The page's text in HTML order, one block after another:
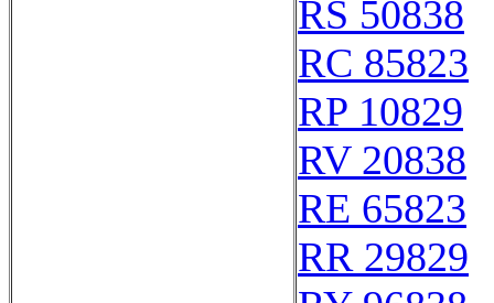
RS 50838
RC 85823
RP 10829
RV 20838
RE 65823
RR 29829